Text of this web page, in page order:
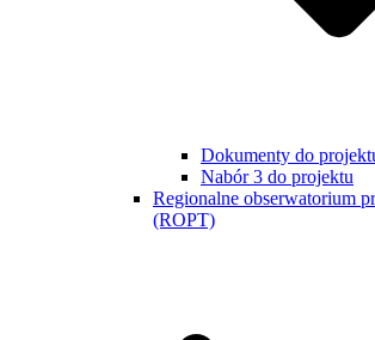
Dokumenty do
Nabór 3 do projektu
Regionalne obserwatorium
(ROPT)